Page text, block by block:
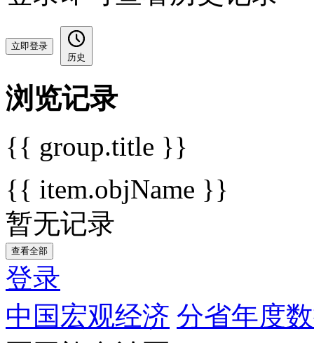
立即登录
历史
浏览记录
{{ group.title }}
{{ item.objName }}
暂无记录
查看全部
登录
中国宏观经济 分省年度